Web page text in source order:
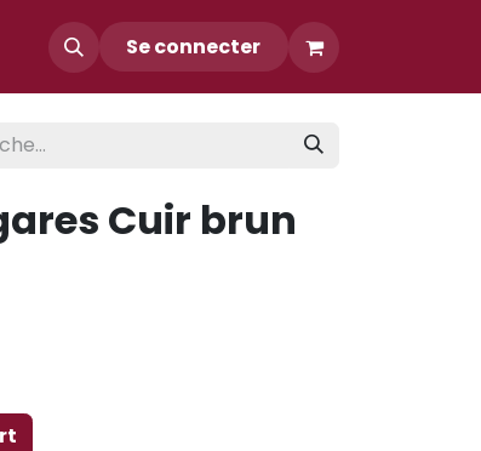
Se connecter
Cuir brun